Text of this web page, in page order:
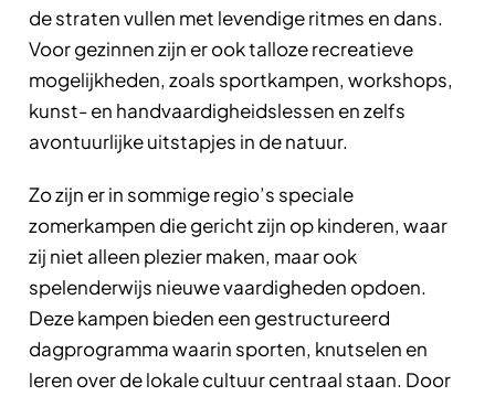
de straten vullen met levendige ritmes en dans.
Voor gezinnen zijn er ook talloze recreatieve
mogelijkheden, zoals sportkampen, workshops,
kunst- en handvaardigheidslessen en zelfs
avontuurlijke uitstapjes in de natuur.
Zo zijn er in sommige regio’s speciale
zomerkampen die gericht zijn op kinderen, waar
zij niet alleen plezier maken, maar ook
spelenderwijs nieuwe vaardigheden opdoen.
Deze kampen bieden een gestructureerd
dagprogramma waarin sporten, knutselen en
leren over de lokale cultuur centraal staan. Door